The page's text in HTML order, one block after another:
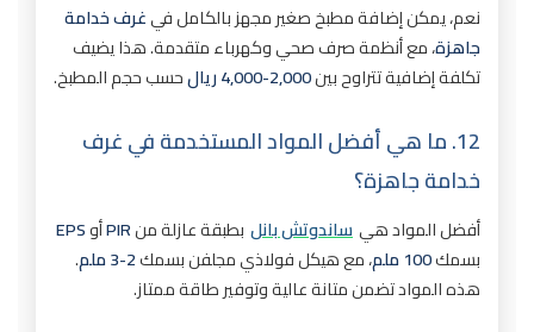
نعم، يمكن إضافة مطبخ صغير مجهز بالكامل فيغرف خدامة
جاهزة، مع أنظمة صرف صحي وكهرباء متقدمة. هذا يضيف
تكلفة إضافية تتراوح بين2,000-4,000 ريال حسب حجم المطبخ.
12. ما هي أفضل المواد المستخدمة في غرف
خدامة جاهزة؟
أفضل المواد هي ساندوتش بانل بطبقة عازلة منPIRأوEPS
بسمك100 ملم ، مع هيكل فولاذي مجلفن بسمك2-3 ملم
.
هذه المواد تضمن متانة عالية وتوفير طاقة ممتاز.